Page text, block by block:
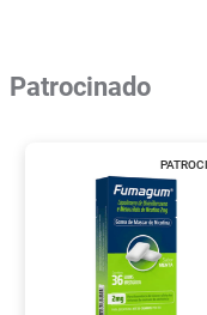
Patrocinado